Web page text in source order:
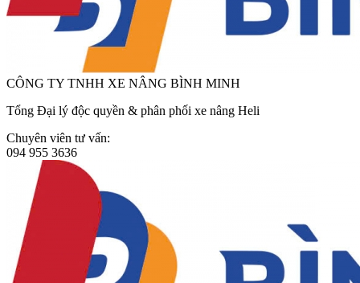
CÔNG TY TNHH XE NÂNG BÌNH MINH
Tổng Đại lý độc quyền & phân phối xe nâng Heli
Chuyên viên tư vấn:
094 955 3636